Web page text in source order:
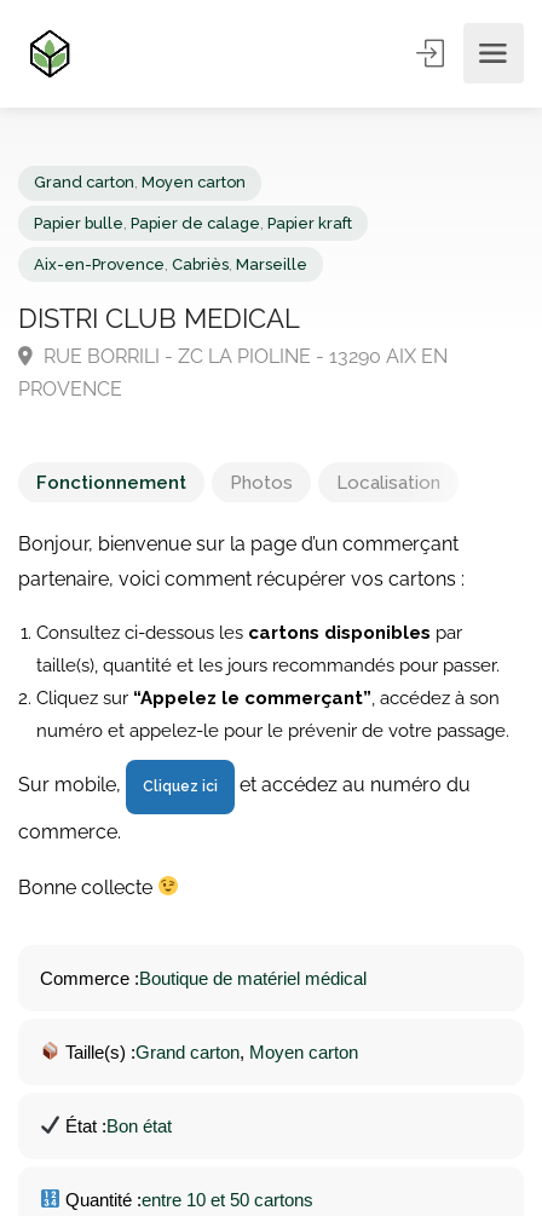
DISTRI CLUB MEDICAL
RUE BORRILI - ZC LA PIOLINE - 13290 AIX EN
Fonctionnement Photos Localisation
Bonjour, bienvenue sur la page d’un commerçant
partenaire, voici comment récupérer vos cartons :
Consultez ci-dessous les cartons disponibles par
taille(s), quantité et les jours recommandés pour passer.
Cliquez sur “Appelez le commerçant”, accédez à son
numéro et appelez-le pour le prévenir de votre passage.
Sur mobile, Cliquez ici et accédez au numéro du
commerce.
Bonne collecte
Commerce :Boutique de matériel médical
Taille(s) :Grand carton, Moyen carton
État :Bon état
Quantité :entre 10 et 50 cartons